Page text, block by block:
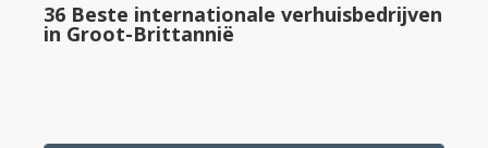
36 Beste internationale verhuisbedrijven
in Groot-Brittannië